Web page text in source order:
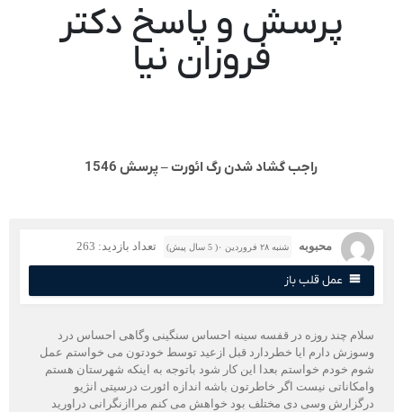
پرسش و پاسخ دکتر
فروزان نیا
راجب گشاد شدن رگ ائورت – پرسش 1546
محبوبه شنبه ۲۸ فروردین ۰( 5 سال پیش) تعداد بازدید: 263
عمل قلب باز
چند روزه در قفسه سینه احساس سنگینی وگاهی احساس درد
دارم ایا خطردارد قبل ازعید توسط خودتون می خواستم عمل
خودم خواستم بعدا این کار شود باتوجه به اینکه شهرستان هستم
نیست اگر خاطرتون باشه اندازه ائورت درسیتی انژیو
وسی دی مختلف بود خواهش می کنم مراازنگرانی دراورید